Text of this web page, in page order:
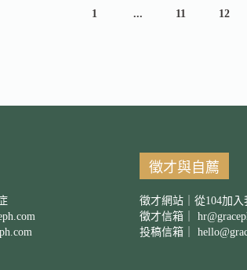
1 ... 11 12
徵才與自薦
徵才網站｜從104加入
徵才信箱｜
投稿信箱｜